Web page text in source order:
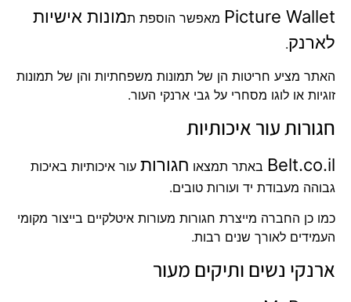
Picture Wallet מאפשר הוספת תמונות אישיות
לארנק.
האתר מציע חריטות הן של תמונות משפחתיות והן של תמונות
זוגיות או לוגו מסחרי על גבי ארנקי העור.
חגורות עור איכותיות
Belt.co.il באתר תמצאו חגורות עור איכותיות באיכות
גבוהה מעבודת יד ועורות טובים.
כמו כן החברה מייצרת חגורות מעורות איטלקיים בייצור מקומי
העמידים לאורך שנים רבות.
ארנקי נשים ותיקים מעור